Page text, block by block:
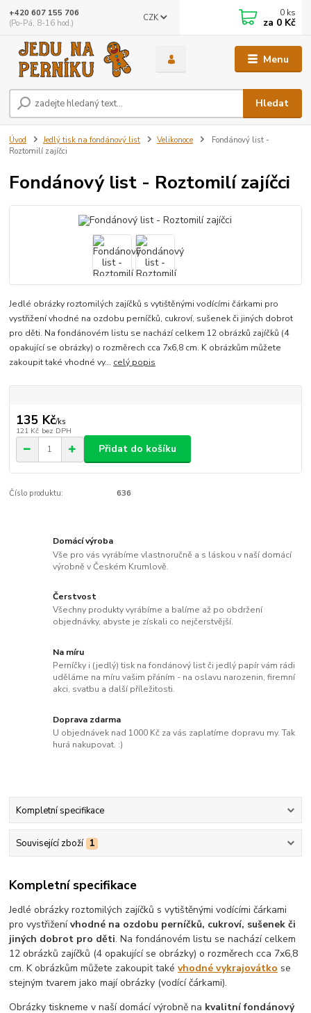
Menu
CZK
Hledat
+420 607 155 706
(Po-Pá, 8-16 hod.)
0 ks
za 0 Kč
Úvod Jedlý tisk na fondánový list Velikonoce
Fondánový list -
Roztomilí zajíčci
Fondánový list - Roztomilí zajíčci
Jedlé obrázky roztomilých zajíčků s vytištěnými vodícími čárkami pro
vystřižení vhodné na ozdobu perníčků, cukroví, sušenek či jiných dobrot
pro děti. Na fondánovém listu se nachází celkem 12 obrázků zajíčků (4
opakující se obrázky) o rozměrech cca 7x6,8 cm. K obrázkům můžete
zakoupit také vhodné vy... celý popis
135 Kč/ks
121 Kč bez DPH
Přidat do košíku
Číslo produktu: 636
Domácí výroba
Vše pro vás vyrábíme vlastnoručně a s láskou v naší domácí
výrobně v Českém Krumlově.
Čerstvost
Všechny produkty vyrábíme a balíme až po obdržení
objednávky, abyste je získali co nejčerstvější.
Na míru
Perníčky i (jedlý) tisk na fondánový list či jedlý papír vám rádi
uděláme na míru vašim přáním - na oslavu narozenin, firemní
akci, svatbu a další příležitosti.
Doprava zdarma
U objednávek nad 1000 Kč za vás zaplatíme dopravu my. Tak
hurá nakupovat. :)
Kompletní specifikace
Související zboží 1
Kompletní specifikace
Jedlé obrázky roztomilých zajíčků s vytištěnými vodícími čárkami
pro vystřiženívhodné na ozdobu perníčků, cukroví, sušenek či
jiných dobrot pro děti. Na fondánovém listu se nachází celkem
12 obrázků zajíčků (4 opakující se obrázky) o rozměrech cca 7x6,8
cm. K obrázkům můžete zakoupit takévhodné vykrajovátko se
stejným tvarem jako mají obrázky (vodící čárkami).
Obrázky tiskneme v naší domácí výrobně na kvalitní fondánový